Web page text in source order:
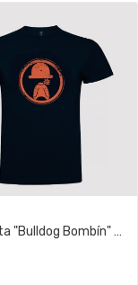
Camiseta "Bulldog Bombín" Azul Marino | Olliver...